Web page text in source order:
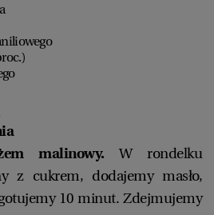
malinowy. W rondelku
z cukrem, dodajemy masło,
10 minut. Zdejmujemy